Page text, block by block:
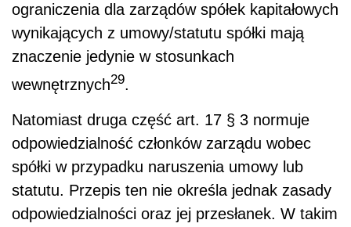
ograniczenia dla zarządów spółek kapitałowych
wynikających z umowy/statutu spółki mają
znaczenie jedynie w stosunkach
wewnętrznych29.
Natomiast druga część art. 17 § 3 normuje
odpowiedzialność członków zarządu wobec
spółki w przypadku naruszenia umowy lub
statutu. Przepis ten nie określa jednak zasady
odpowiedzialności oraz jej przesłanek. W takim